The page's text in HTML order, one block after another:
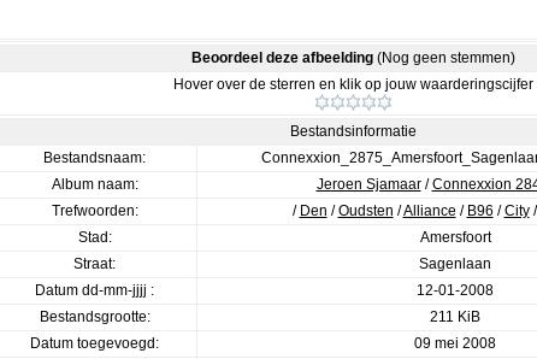
Beoordeel deze afbeelding (Nog geen stemmen)
Hover over de sterren en klik op jouw waarderingscijfer
Bestandsinformatie
Bestandsnaam:
Album naam:
Jeroen Sjamaar/Connexxion
Trefwoorden:
/ Den /Oudsten /Alliance / B96 /City
Stad:
Amersfoort
Straat:
Sagenlaan
Datum dd-mm-jjjj :
12-01-2008
Bestandsgrootte:
211 KiB
Datum toegevoegd:
09 mei 2008